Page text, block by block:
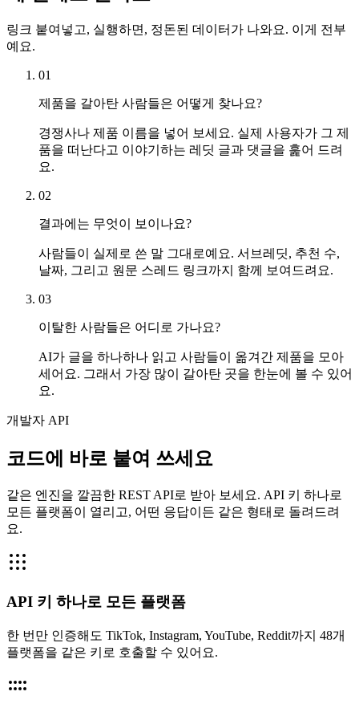
링크 붙여넣고, 실행하면, 정돈된 데이터가 나와요. 이게 전부
예요.
01
제품을 갈아탄 사람들은 어떻게 찾나요?
경쟁사나 제품 이름을 넣어 보세요. 실제 사용자가 그 제
품을 떠난다고 이야기하는 레딧 글과 댓글을 훑어 드려
요.
02
결과에는 무엇이 보이나요?
사람들이 실제로 쓴 말 그대로예요. 서브레딧, 추천 수,
날짜, 그리고 원문 스레드 링크까지 함께 보여드려요.
03
이탈한 사람들은 어디로 가나요?
AI가 글을 하나하나 읽고 사람들이 옮겨간 제품을 모아
세어요. 그래서 가장 많이 갈아탄 곳을 한눈에 볼 수 있어
요.
개발자 API
코드에 바로 붙여 쓰세요
같은 엔진을 깔끔한 REST API로 받아 보세요. API 키 하나로
모든 플랫폼이 열리고, 어떤 응답이든 같은 형태로 돌려드려
요.
API 키 하나로 모든 플랫폼
한 번만 인증해도 TikTok, Instagram, YouTube, Reddit까지 48개
플랫폼을 같은 키로 호출할 수 있어요.